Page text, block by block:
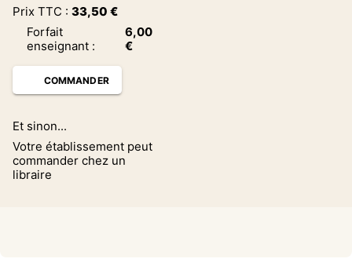
Prix TTC : 33,50 €
Forfait
enseignant :
6,00
€
COMMANDER
Et sinon...
Votre établissement peut
commander chez un
libraire